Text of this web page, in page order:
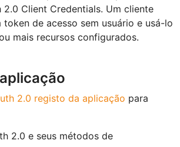
2.0 Client Credentials. Um cliente
de acesso sem usuário e usá-lo
mais recursos configurados.
2.0 registo da aplicação para
2.0 e seus métodos de